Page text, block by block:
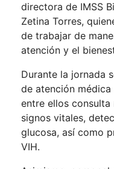
directora de IMSS
Zetina Torres,
de trabajar de
atención y el
Durante la jornada
de atención
entre ellos
signos vitales,
glucosa, así como
VIH.